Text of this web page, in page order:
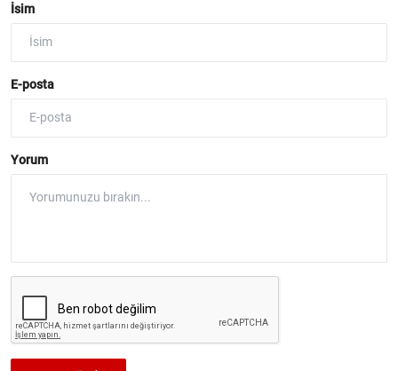
İsim
E-posta
Yorum